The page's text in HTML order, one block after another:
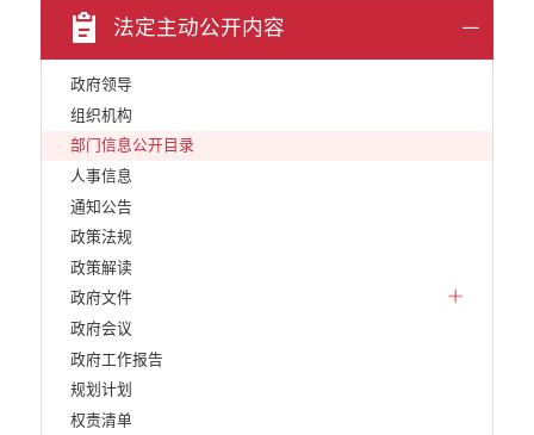
法定主动公开内容
政府领导
组织机构
部门信息公开目录
人事信息
通知公告
政策法规
政策解读
政府文件
政府会议
政府工作报告
规划计划
权责清单